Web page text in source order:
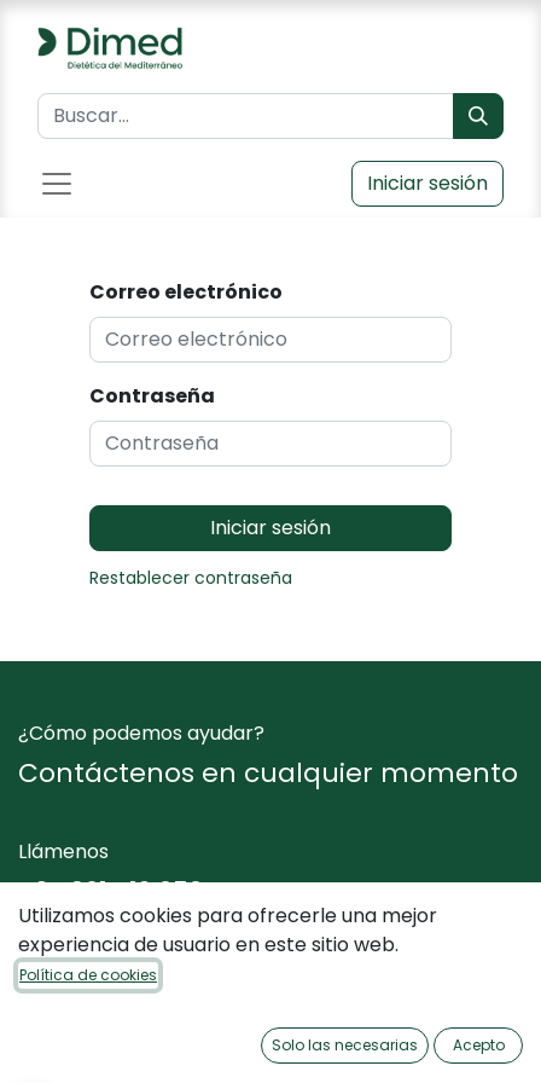
Iniciar sesión
Correo electrónico
Contraseña
Iniciar sesión
Restablecer contraseña
¿Cómo podemos ayudar?
Contáctenos en cualquier momento
Llámenos
+34 961 412 050
Envíenos un mensaje
Utilizamos cookies para ofrecerle una mejor
experiencia de usuario en este sitio web.
Política de cookies
Solo las necesarias Acepto